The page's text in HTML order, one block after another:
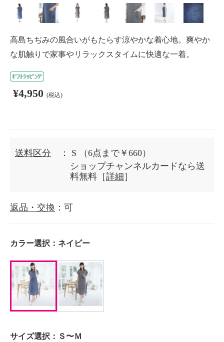
高島ちぢみの風合いがもたらす涼やかな着心地。爽やか
な肌触りで家事やリラックスタイムに快適な一着。
¥4,950 (税込)
送料区分 ： S
（6点まで￥660）
ショップチャンネルカードなら送
料無料［詳細 ］
返品・交換 ：可
カラー選択： ネイビー
サイズ選択： Ｓ〜Ｍ